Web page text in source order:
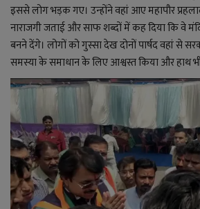
इससे लोग भड़क गए। उन्होंने वहां आए महापौर
नाराजगी जताई और साफ शब्दों में कह दिया कि वे
बनने देंगे। लोगों को गुस्सा देख दोनों पार्षद वहां से
समस्या के समाधान के लिए आश्वस्त किया और हाथ